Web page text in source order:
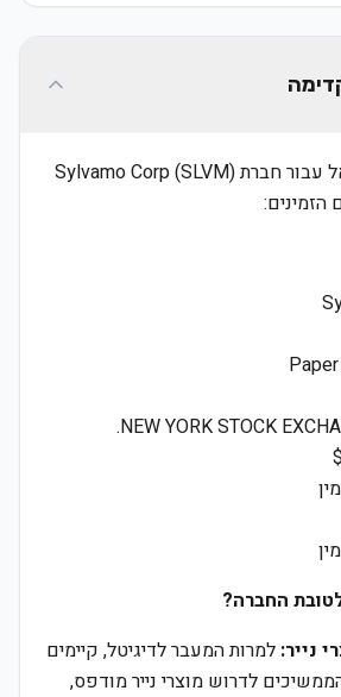
להלן ניתוח פוטנציאל עבור חברת Sylvamo Corp (SLVM)
הזמינים:
נייר: למרות המעבר לדיגיטל, קיימים
לדרוש מוצרי נייר מודפס,